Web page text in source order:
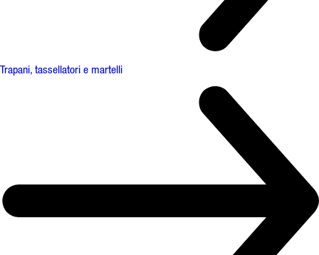
Trapani, tassellatori e martelli